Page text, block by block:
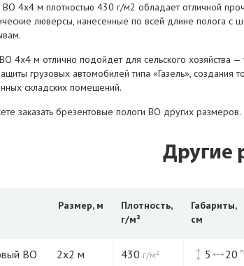
4х4 м плотностью 430 г/м2 обладает отличной
люверсы, нанесенные по всей длине полога
4х4 м отлично подойдет для сельского хозяйства
грузовых автомобилей типа «Газель», создания
складских помещений.
заказать брезентовые пологи ВО других размеров.
Другие
Размер, м
Плотность,
г/м²
Габариты,
см
ВО 2х2 м 430 г/м² 5 20